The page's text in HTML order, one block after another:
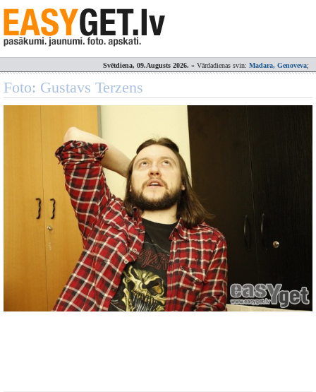
Svētdiena, 09.Augusts 2026. » Vārdadienas svin: Madara, Genoveva;
Foto: Gustavs Terzens